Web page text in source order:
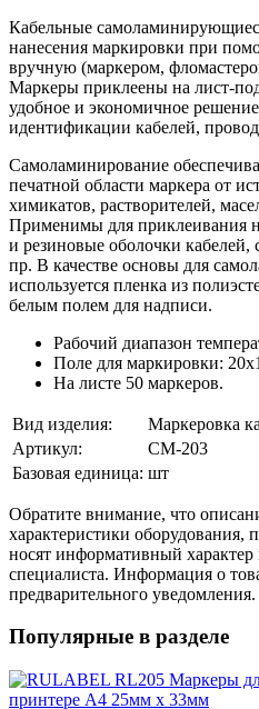
Кабельные
нанесения маркировки при
вручную (маркером,
Маркеры приклеены на лист-
удобное и экономичное
идентификации кабелей,
Самоламинирование
печатной области маркера от
химикатов, растворителей,
Применимы для приклеивания
и резиновые оболочки кабелей,
пр. В качестве основы для
используется пленка из
белым полем для надписи.
Рабочий диапазон
Поле для маркировки:
На листе 50 маркеров.
Вид изделия:
Маркеровка
Артикул:
CM-203
Базовая единица: шт
Обратите внимание, что
характеристики оборудования,
носят информативный
специалиста. Информация о
предварительного уведомления.
Популярные в разделе